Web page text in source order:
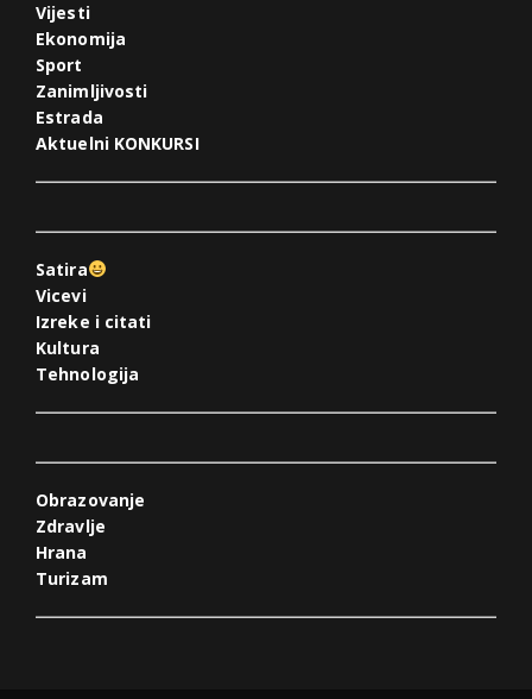
Vijesti
Ekonomija
Sport
Zanimljivosti
Estrada
Aktuelni KONKURSI
Satira
Vicevi
Izreke i citati
Kultura
Tehnologija
Obrazovanje
Zdravlje
Hrana
Turizam